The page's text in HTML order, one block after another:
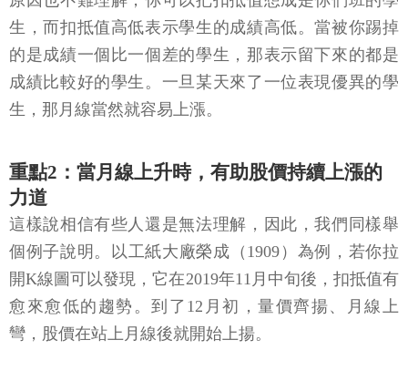
生，而扣抵值高低表示學生的成績高低。當被你踢掉
的是成績一個比一個差的學生，那表示留下來的都是
成績比較好的學生。一旦某天來了一位表現優異的學
生，那月線當然就容易上漲。
重點2：當月線上升時，有助股價持續上漲的
力道
這樣說相信有些人還是無法理解，因此，我們同樣舉
個例子說明。以工紙大廠榮成（1909）為例，若你拉
開K線圖可以發現，它在2019年11月中旬後，扣抵值有
愈來愈低的趨勢。到了12月初，量價齊揚、月線上
彎，股價在站上月線後就開始上揚。